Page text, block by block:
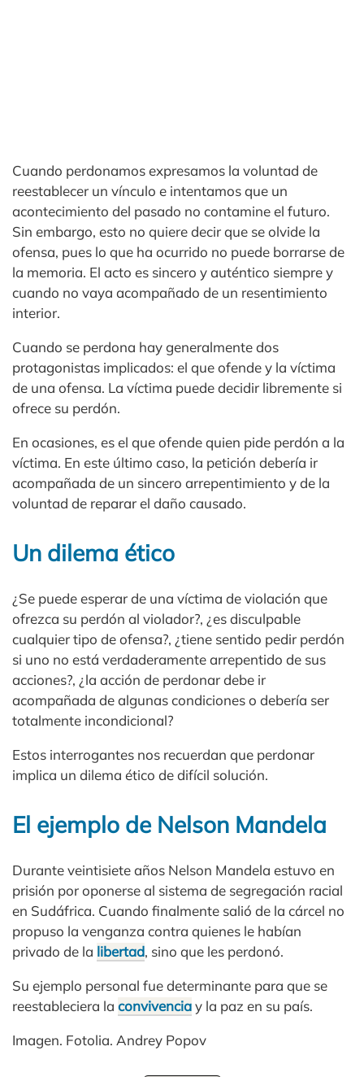
Cuando perdonamos expresamos la voluntad de
reestablecer un vínculo e intentamos que un
acontecimiento del pasado no contamine el futuro.
Sin embargo, esto no quiere decir que se olvide la
ofensa, pues lo que ha ocurrido no puede borrarse de
la memoria. El acto es sincero y auténtico siempre y
cuando no vaya acompañado de un resentimiento
interior.
Cuando se perdona hay generalmente dos
protagonistas implicados: el que ofende y la víctima
de una ofensa. La víctima puede decidir libremente si
ofrece su perdón.
En ocasiones, es el que ofende quien pide perdón a la
víctima. En este último caso, la petición debería ir
acompañada de un sincero arrepentimiento y de la
voluntad de reparar el daño causado.
Un dilema ético
¿Se puede esperar de una víctima de violación que
ofrezca su perdón al violador?, ¿es disculpable
cualquier tipo de ofensa?, ¿tiene sentido pedir perdón
si uno no está verdaderamente arrepentido de sus
acciones?, ¿la acción de perdonar debe ir
acompañada de algunas condiciones o debería ser
totalmente incondicional?
Estos interrogantes nos recuerdan que perdonar
implica un dilema ético de difícil solución.
El ejemplo de Nelson Mandela
Durante veintisiete años Nelson Mandela estuvo en
prisión por oponerse al sistema de segregación racial
en Sudáfrica. Cuando finalmente salió de la cárcel no
propuso la venganza contra quienes le habían
privado de la libertad, sino que les perdonó.
Su ejemplo personal fue determinante para que se
reestableciera la convivenciay la paz en su país.
Imagen. Fotolia. Andrey Popov